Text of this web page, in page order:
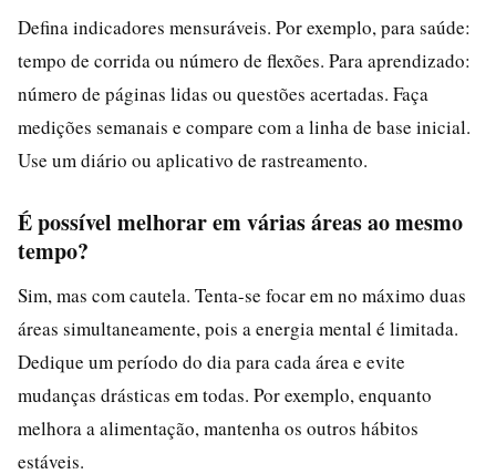
Defina indicadores mensuráveis. Por exemplo, para saúde:
tempo de corrida ou número de flexões. Para aprendizado:
número de páginas lidas ou questões acertadas. Faça
medições semanais e compare com a linha de base inicial.
Use um diário ou aplicativo de rastreamento.
É possível melhorar em várias áreas ao mesmo
tempo?
Sim, mas com cautela. Tenta-se focar em no máximo duas
áreas simultaneamente, pois a energia mental é limitada.
Dedique um período do dia para cada área e evite
mudanças drásticas em todas. Por exemplo, enquanto
melhora a alimentação, mantenha os outros hábitos
estáveis.